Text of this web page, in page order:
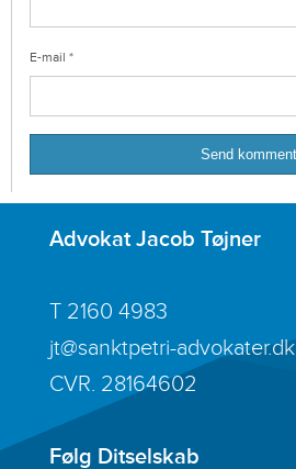
E-mail *
Advokat Jacob Tøjner
T 2160 4983
jt@sanktpetri-advokater.dk
CVR. 28164602
Følg Ditselskab